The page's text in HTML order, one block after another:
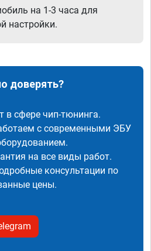
на 1-3 часа для
настройки.
доверять?
в сфере чип-тюнинга.
с современными ЭБУ
на все виды работ.
консультации по
цены.